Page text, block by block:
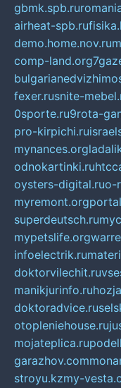
gbmk.spb.ru
airheat-spb.ru
demo.home.nov.ru
comp-land.org
fexer.rusnite-
0sporte.ru9rota-
pro-kirpichi.ru
mynances.org
odnokartinki.ru
oysters-digital.ruo-
myremont.org
superdeutsch.ru
mypetslife.org
infoelectrik.ru
doktorvilechit.ru
manikjurinfo.ru
doktoradvice.ru
otopleniehouse.ru
mojateplica.ru
garazhov.com
stroyu.kzmy-